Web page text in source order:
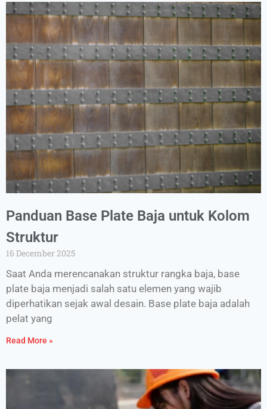
Panduan Base Plate Baja untuk Kolom
Struktur
16 December 2025
Saat Anda merencanakan struktur rangka baja, base
plate baja menjadi salah satu elemen yang wajib
diperhatikan sejak awal desain. Base plate baja adalah
pelat yang
Read More »